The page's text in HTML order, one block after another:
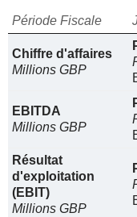
Période Fiscale
Chiffre d'affaires
Millions GBP
EBITDA
Millions GBP
Résultat
d'exploitation
(EBIT)
Millions GBP